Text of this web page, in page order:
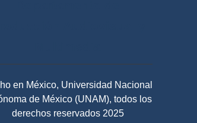
en México, Universidad Nacional
de México (UNAM), todos los
derechos reservados 2025